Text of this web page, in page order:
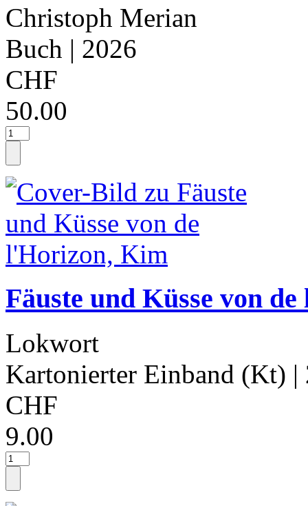
Christoph Merian
Buch | 2026
CHF
50.00
Fäuste und Küsse von
Lokwort
Kartonierter Einband (Kt) |
CHF
9.00